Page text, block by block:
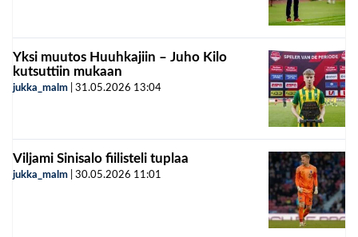
Yksi muutos Huuhkajiin – Juho Kilo
kutsuttiin mukaan
jukka_malm 31.05.2026 13:04
Viljami Sinisalo fiilisteli tuplaa
jukka_malm 30.05.2026 11:01